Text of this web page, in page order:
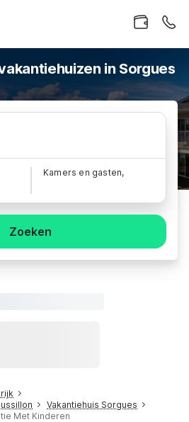
in Sorgues
Kamers en gasten,
Zoeken
Vakantiehuis Sorgues
Met Kinderen